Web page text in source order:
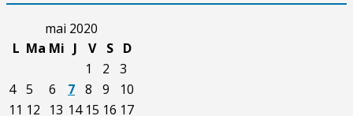
mai 2020
L Ma Mi J V S
D
1
2
3
4 5 6 7 8 9
10
11 12 13 14 15 16 17